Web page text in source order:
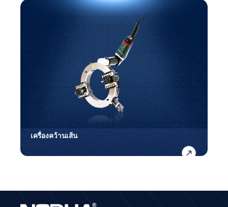
เครื่องกัดหน้าแปลนวงกลมในสถานที่